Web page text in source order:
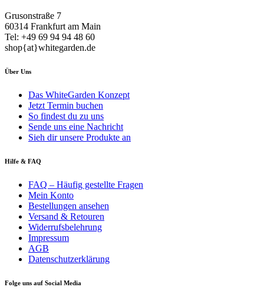
Grusonstraße 7
60314 Frankfurt am Main
Tel: +49 69 94 94 48 60
shop{at}whitegarden.de
Über Uns
Das WhiteGarden Konzept
Jetzt Termin buchen
So findest du zu uns
Sende uns eine Nachricht
Sieh dir unsere Produkte an
Hilfe & FAQ
FAQ – Häufig gestellte Fragen
Mein Konto
Bestellungen ansehen
Versand & Retouren
Widerrufsbelehrung
Impressum
AGB
Datenschutzerklärung
Folge uns auf Social Media